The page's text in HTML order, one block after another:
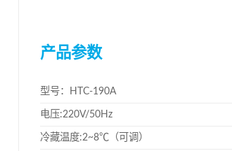
产品参数
型号：HTC-190A
电压:220V/50Hz
冷藏温度:2~8℃（可调）